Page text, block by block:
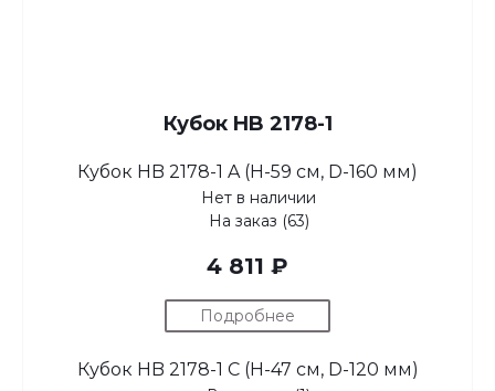
Кубок HB 2178-1
Кубок HB 2178-1 A (H-59 см, D-160 мм)
Нет в наличии
На заказ (63)
4 811 ₽
Подробнее
Кубок HB 2178-1 C (H-47 см, D-120 мм)